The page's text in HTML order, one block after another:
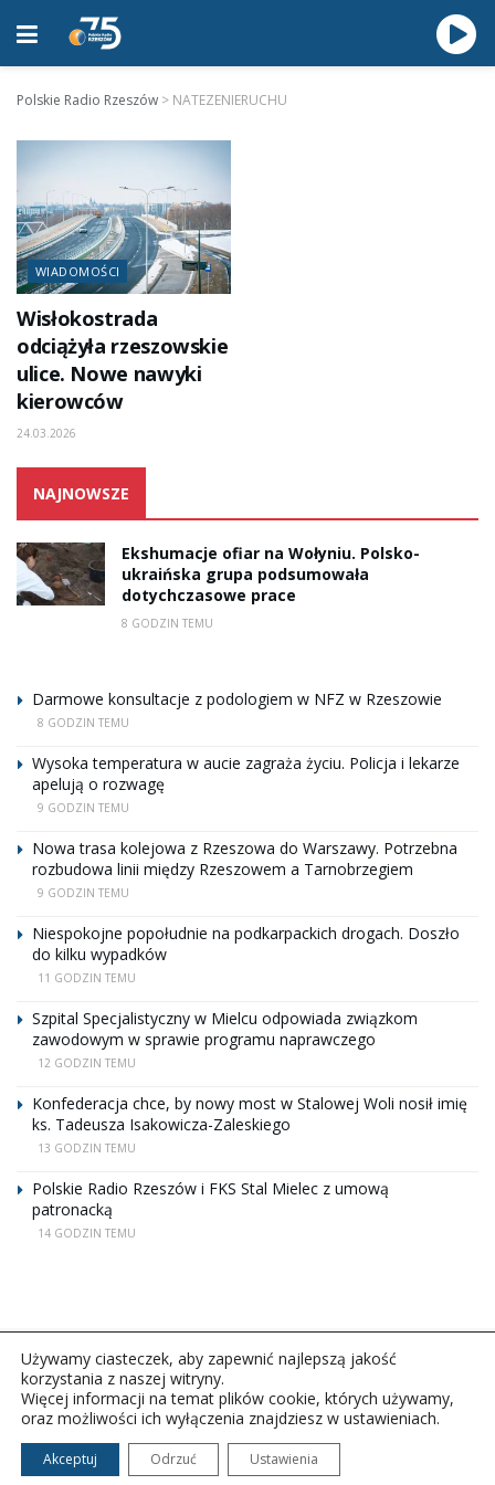
Polskie Radio Rzeszów > NATEZENIERUCHU
WIADOMOŚCI
Wisłokostrada
odciążyła rzeszowskie
ulice. Nowe nawyki
kierowców
24.03.2026
NAJNOWSZE
Ekshumacje ofiar na Wołyniu. Polsko-
ukraińska grupa podsumowała
dotychczasowe prace
8 GODZIN TEMU
Darmowe konsultacje z podologiem w NFZ w Rzeszowie
8 GODZIN TEMU
Wysoka temperatura w aucie zagraża życiu. Policja i lekarze
apelują o rozwagę
9 GODZIN TEMU
Nowa trasa kolejowa z Rzeszowa do Warszawy. Potrzebna
rozbudowa linii między Rzeszowem a Tarnobrzegiem
9 GODZIN TEMU
Niespokojne popołudnie na podkarpackich drogach. Doszło
do kilku wypadków
11 GODZIN TEMU
Szpital Specjalistyczny w Mielcu odpowiada związkom
zawodowym w sprawie programu naprawczego
12 GODZIN TEMU
Konfederacja chce, by nowy most w Stalowej Woli nosił imię
ks. Tadeusza Isakowicza-Zaleskiego
13 GODZIN TEMU
Polskie Radio Rzeszów i FKS Stal Mielec z umową
patronacką
14 GODZIN TEMU
Copyright © 2026Polskie Radio Rzeszów S.A. w likwidacj.
Wszelkie prawa zastrzeżone.
Używamy ciasteczek, aby zapewnić najlepszą jakość
korzystania z naszej witryny.
Więcej informacji na temat plików cookie, których używamy,
oraz możliwości ich wyłączenia znajdziesz w ustawieniach.
Akceptuj Odrzuć Ustawienia